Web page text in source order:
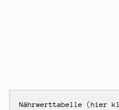
Nährwerttabelle (hier